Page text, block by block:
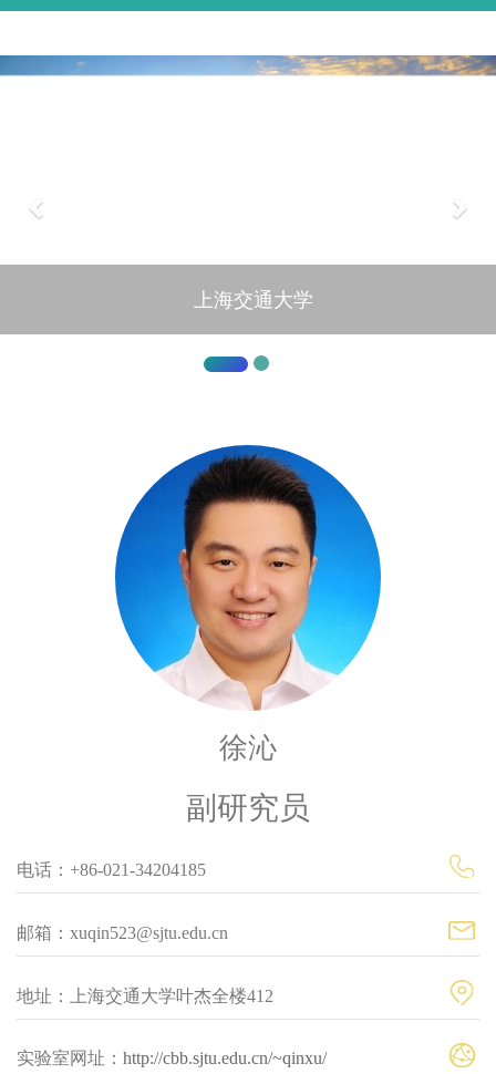
上海交通大学
徐沁
副研究员
电话：+86-021-34204185
邮箱：xuqin523@sjtu.edu.cn
地址：上海交通大学叶杰全楼412
实验室网址： http://cbb.sjtu.edu.cn/~qinxu/